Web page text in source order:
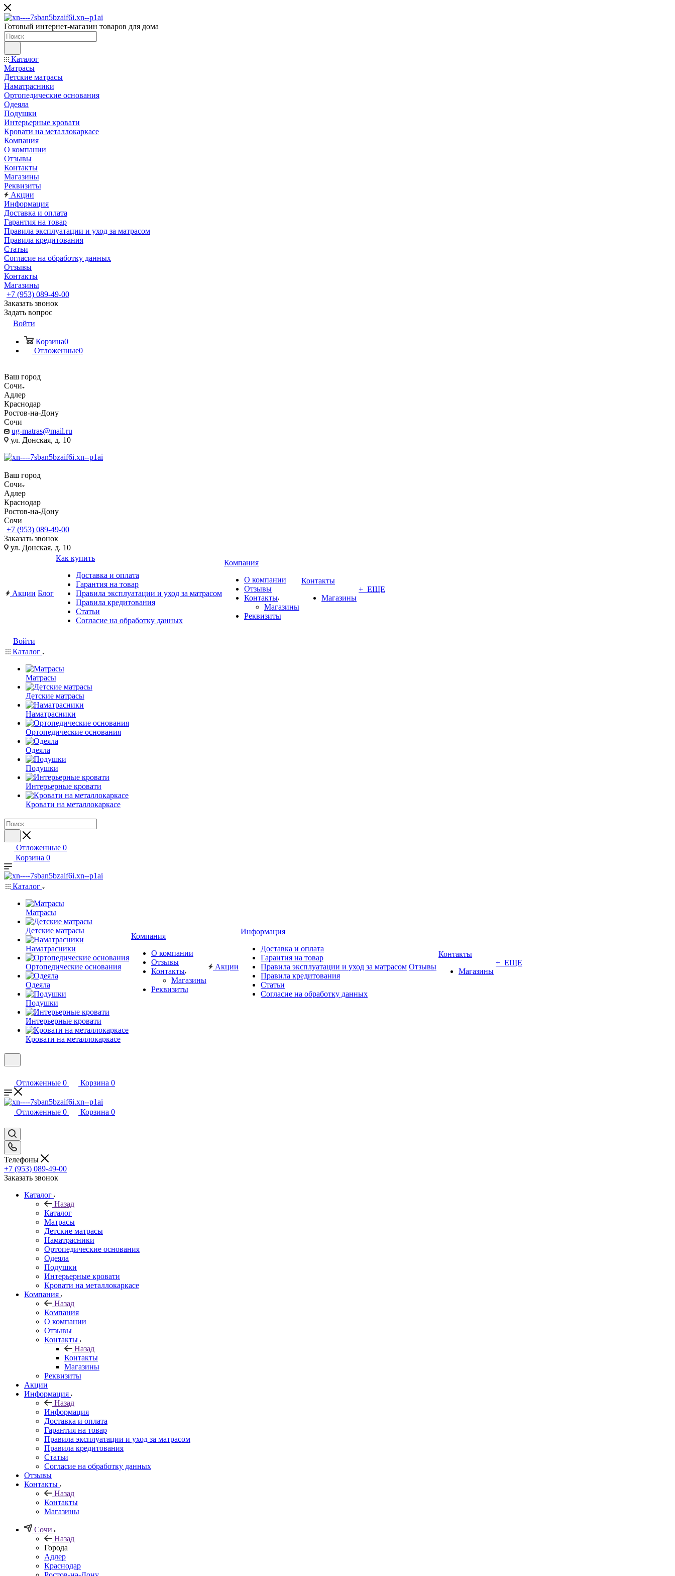
Готовый интернет-магазин товаров для дома
Каталог
Матрасы
Детские матрасы
Наматрасники
Ортопедические основания
Одеяла
Подушки
Интерьерные кровати
Кровати на металлокаркасе
Компания
О компании
Отзывы
Контакты
Магазины
Реквизиты
Акции
Информация
Доставка и оплата
Гарантия на товар
Правила эксплуатации и уход за матрасом
Правила кредитования
Статьи
Согласие на обработку данных
Отзывы
Контакты
Магазины
+7 (953) 089-49-00
Заказать звонок
Задать вопрос
Войти
Корзина0
Отложенные0
Ваш город
Сочи
Адлер
Краснодар
Ростов-на-Дону
Сочи
ug-matras@mail.ru
ул. Донская, д. 10
Ваш город
Сочи
Адлер
Краснодар
Ростов-на-Дону
Сочи
+7 (953) 089-49-00
Заказать звонок
ул. Донская, д. 10
Акции Блог
Как купить
Доставка и оплата
Гарантия на товар
Правила эксплуатации и уход за матрасом
Правила кредитования
Статьи
Согласие на обработку данных
Компания
О компании
Отзывы
Контакты
Магазины
Реквизиты
Контакты
Магазины
+ ЕЩЕ
Войти
Каталог
Матрасы
Детские матрасы
Наматрасники
Ортопедические основания
Одеяла
Подушки
Интерьерные кровати
Кровати на металлокаркасе
Отложенные 0
Корзина 0
Каталог
Матрасы
Детские матрасы
Наматрасники
Ортопедические основания
Одеяла
Подушки
Интерьерные кровати
Кровати на металлокаркасе
Компания
О компании
Отзывы
Контакты
Магазины
Реквизиты
Акции
Информация
Доставка и оплата
Гарантия на товар
Правила эксплуатации и уход за матрасом
Правила кредитования
Статьи
Согласие на обработку данных
Отзывы
Контакты
Магазины
+ ЕЩЕ
Отложенные 0 Корзина 0
Отложенные 0 Корзина 0
Телефоны
+7 (953) 089-49-00
Заказать звонок
Каталог
Назад
Каталог
Матрасы
Детские матрасы
Наматрасники
Ортопедические основания
Одеяла
Подушки
Интерьерные кровати
Кровати на металлокаркасе
Компания
Назад
Компания
О компании
Отзывы
Контакты
Назад
Контакты
Магазины
Реквизиты
Акции
Информация
Назад
Информация
Доставка и оплата
Гарантия на товар
Правила эксплуатации и уход за матрасом
Правила кредитования
Статьи
Согласие на обработку данных
Отзывы
Контакты
Назад
Контакты
Магазины
Сочи
Назад
Города
Адлер
Краснодар